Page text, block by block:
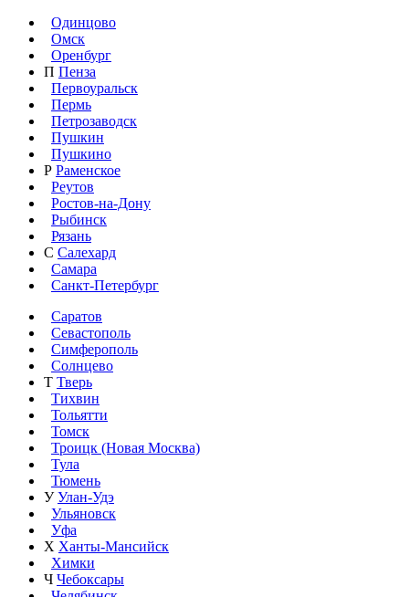
Одинцово
Омск
Оренбург
П Пенза
Первоуральск
Пермь
Петрозаводск
Пушкин
Пушкино
Р Раменское
Реутов
Ростов-на-Дону
Рыбинск
Рязань
С Салехард
Самара
Санкт-Петербург
Саратов
Севастополь
Симферополь
Солнцево
Т Тверь
Тихвин
Тольятти
Томск
Троицк (Новая Москва)
Тула
Тюмень
У Улан-Удэ
Ульяновск
Уфа
Х Ханты-Мансийск
Химки
Ч Чебоксары